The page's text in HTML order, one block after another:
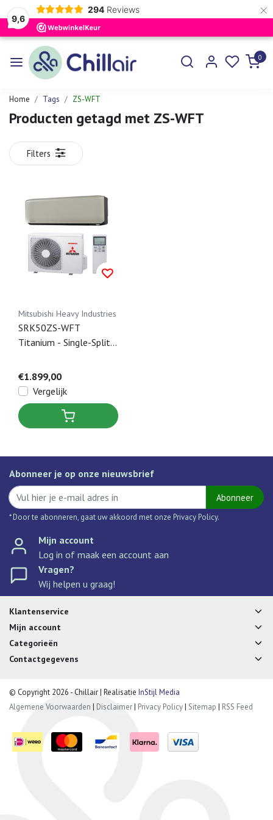
9,6
294 Reviews ×
0
Home Tags ZS-WFT
Producten getagd met ZS-WFT
Filters
Mitsubishi Heavy Industries
SRK50ZS-WFT
Titanium - Single-Split
€1.899,00
Vergelijk
Abonneer je op onze nieuwsbrief
Abonneer
* Door te abonneren, gaat uw akkoord met onze Privacy Policy.
Mijn account
Log in of maak een account aan
Vragen?
Wij helpen u graag!
Klantenservice
Mijn account
Categorieën
Contactgegevens
© Copyright 2026 - Chillair | Realisatie InStijl Media
Algemene Voorwaarden | Disclaimer| Privacy Policy| Sitemap | RSS Feed